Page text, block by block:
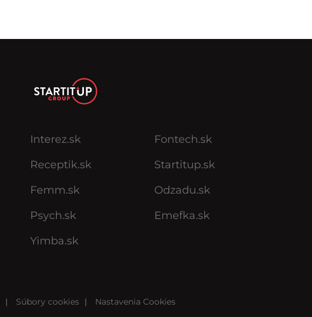
Interez.sk
Receptik.sk
Femm.sk
Psych.sk
Yimba.sk
Fontech.sk
Startitup.sk
Odzadu.sk
Emefka.sk
| Súbory cookies | Nastavenia Cookies